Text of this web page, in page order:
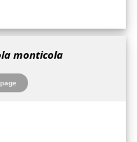
monticola